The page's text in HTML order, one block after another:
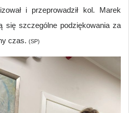
i przeprowadził kol. Marek
się szczególne podziękowania za
czas. (SP)